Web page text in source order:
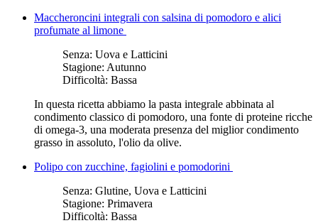
Maccheroncini integrali con salsina di pomodoro e alici
profumate al limone
Senza: Uova e Latticini
Stagione: Autunno
Difficoltà: Bassa
In questa ricetta abbiamo la pasta integrale abbinata al
condimento classico di pomodoro, una fonte di proteine ricche
di omega-3, una moderata presenza del miglior condimento
grasso in assoluto, l'olio da olive.
Polipo con zucchine, fagiolini e pomodorini
Senza: Glutine, Uova e Latticini
Stagione: Primavera
Difficoltà: Bassa